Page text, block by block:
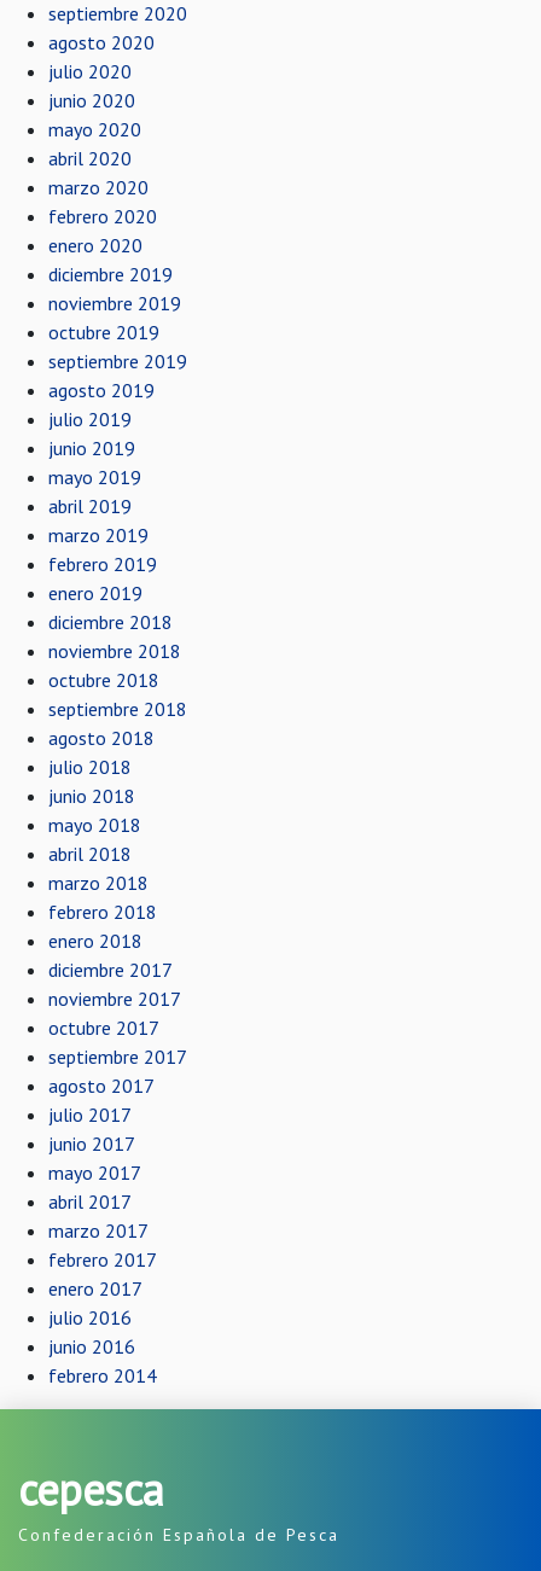
septiembre 2020
agosto 2020
julio 2020
junio 2020
mayo 2020
abril 2020
marzo 2020
febrero 2020
enero 2020
diciembre 2019
noviembre 2019
octubre 2019
septiembre 2019
agosto 2019
julio 2019
junio 2019
mayo 2019
abril 2019
marzo 2019
febrero 2019
enero 2019
diciembre 2018
noviembre 2018
octubre 2018
septiembre 2018
agosto 2018
julio 2018
junio 2018
mayo 2018
abril 2018
marzo 2018
febrero 2018
enero 2018
diciembre 2017
noviembre 2017
octubre 2017
septiembre 2017
agosto 2017
julio 2017
junio 2017
mayo 2017
abril 2017
marzo 2017
febrero 2017
enero 2017
julio 2016
junio 2016
febrero 2014
cepesca
Confederación Española de Pesca